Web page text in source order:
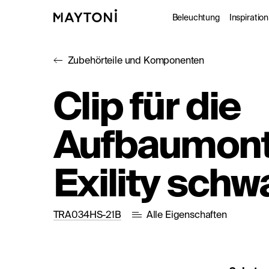
Beleuchtung
Studio
Inspiration
Zubehörteile und Komponenten
Clip für die
Exility
TRA034HS-21B Alle Eigenschaften